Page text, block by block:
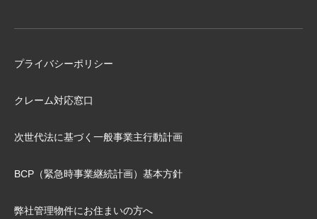
プライバシーポリシー
クレーム対応窓口
次世代法に基づく⼀般事業主⾏動計画
BCP（緊急時事業継続計画）基本⽅針
弊社管理物件にお住まいの⽅へ